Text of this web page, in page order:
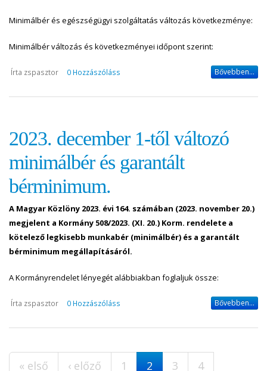
Minimálbér és egészségügyi szolgáltatás változás következménye:
Minimálbér változás és következményei időpont szerint:
Írta zspasztor 0 Hozzászóláss Bővebben...
2023. december 1-től változó
minimálbér és garantált
bérminimum.
A Magyar Közlöny 2023. évi 164. számában (2023. november 20.)
megjelent a Kormány 508/2023. (XI. 20.) Korm. rendelete a
kötelező legkisebb munkabér (minimálbér) és a garantált
bérminimum megállapításáról.
A Kormányrendelet lényegét alábbiakban foglaljuk össze:
Írta zspasztor 0 Hozzászóláss Bővebben...
« első ‹ előző 1 2 3
4